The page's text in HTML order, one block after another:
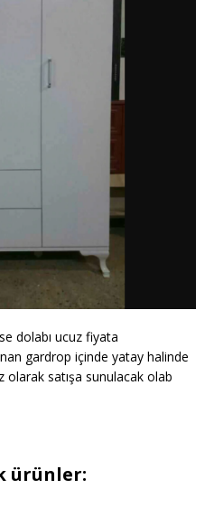
dolabı ucuz fiyata
gardrop içinde yatay halinde
satışa sunulacak olab
ürünler: